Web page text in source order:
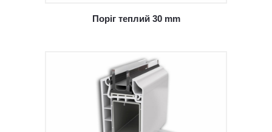
Поріг теплий 30 mm